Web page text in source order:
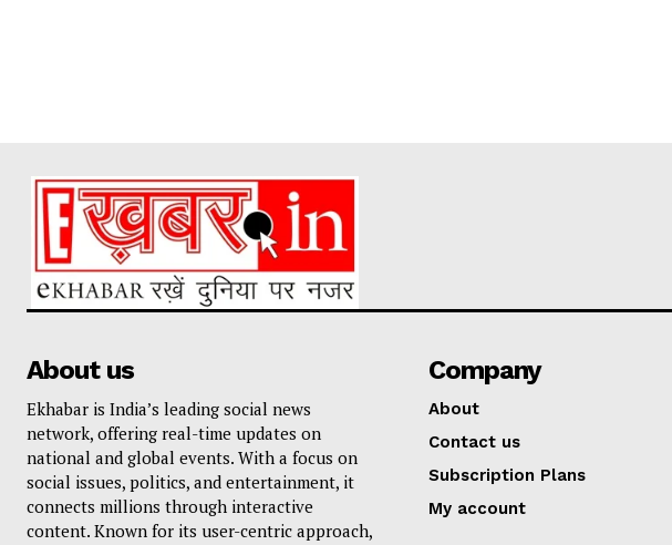
About us
Ekhabar is India’s leading social news
network, offering real-time updates on
national and global events. With a focus on
social issues, politics, and entertainment, it
connects millions through interactive
content. Known for its user-centric approach,
Company
About
Contact us
Subscription Plans
My account